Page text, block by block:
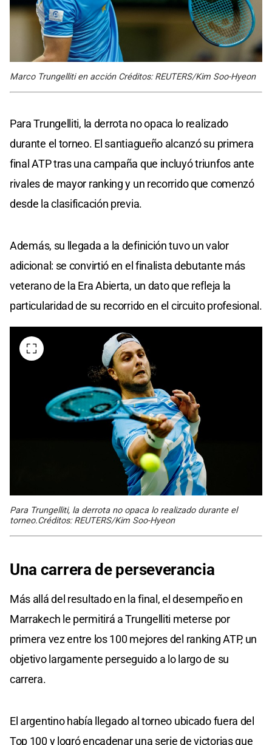
Marco Trungelliti en acción Créditos: REUTERS/Kim Soo-Hyeon
Para Trungelliti, la derrota no opaca lo realizado
durante el torneo. El santiagueño alcanzó su primera
final ATP tras una campaña que incluyó triunfos ante
rivales de mayor ranking y un recorrido que comenzó
desde la clasificación previa.
Además, su llegada a la definición tuvo un valor
adicional: se convirtió en el finalista debutante más
veterano de la Era Abierta, un dato que refleja la
particularidad de su recorrido en el circuito profesional.
Para Trungelliti, la derrota no opaca lo realizado durante el
torneo.Créditos: REUTERS/Kim Soo-Hyeon
Una carrera de perseverancia
Más allá del resultado en la final, el desempeño en
Marrakech le permitirá a Trungelliti meterse por
primera vez entre los 100 mejores del ranking ATP, un
objetivo largamente perseguido a lo largo de su
carrera.
El argentino había llegado al torneo ubicado fuera del
Top 100 y logró encadenar una serie de victorias que